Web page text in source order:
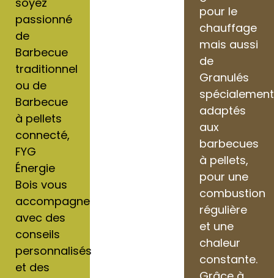
passionné
de
Barbecue
traditionnel
ou de
Barbecue
à pellets
connecté,
FYG
Énergie
Bois vous
accompagne
avec des
conseils
personnalisés
et des
pour le
chauffage
mais aussi
de
Granulés
spécialement
adaptés
aux
barbecues
à pellets,
pour une
combustion
régulière
et une
chaleur
constante.